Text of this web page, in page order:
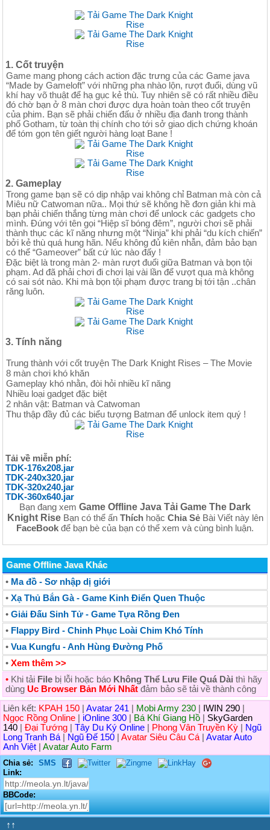
1. Cốt truyện
Game mang phong cách action đặc trưng của các Game java
“Made by Gameloft” với những pha nhào lộn, rượt đuổi, dùng vũ
khí hay võ thuật để hạ gục kẻ thù. Tuy nhiên sẽ có rất nhiều điều
đó chờ bạn ở 8 màn chơi được dựa hoàn toàn theo cốt truyện
của phim. Bạn sẽ phải chiến đấu ở nhiều địa đanh trong thành
phố Gotham, từ toàn thị chính cho tới sở giao dịch chứng khoán
để tóm gọn tên giết người hàng loạt Bane !
2. Gameplay
Trong game bạn sẽ có dịp nhập vai không chỉ Batman mà còn cả
Miêu nữ Catwoman nữa.. Mọi thứ sẽ không hề đơn giản khi mà
bạn phải chiến thắng từng màn chơi để unlock các gadgets cho
mình. Đúng với tên gọi “Hiệp sĩ bóng đêm”, người chơi sẽ phải
thành thục các kĩ năng nhưng một “Ninja” khi phải “du kích chiến”
bởi kẻ thù quá hung hãn. Nếu không đủ kiên nhẫn, đảm bảo bạn
có thể “Gameover” bất cứ lúc nào đấy !
Đặc biệt là trong màn 2- màn rượt đuổi giữa Batman và bọn tội
phạm. Ad đã phải chơi đi chơi lại vài lần để vượt qua mà không
có sai sót nào. Khi mà bọn tội phạm được trang bị tới tận ..chân
răng luôn.
3. Tính năng
Trung thành với cốt truyện The Dark Knight Rises – The Movie
8 màn chơi khó khăn
Gameplay khó nhằn, đòi hỏi nhiều kĩ năng
Nhiều loại gadget đặc biệt
2 nhân vật: Batman và Catwoman
Thu thập đầy đủ các biểu tượng Batman để unlock item quý !
Tải về miễn phí:
TDK-176x208.jar
TDK-240x320.jar
TDK-320x240.jar
TDK-360x640.jar
Bạn đang xem Game Offline Java Tải Game The Dark
Knight RiseBạn có thể ấn Thíchhoặc Chia SẻBài Viết này lên
FaceBook để bạn bè của bạn có thể xem và cùng bình luận.
Game Offline Java Khác
• Ma đồ - Sơ nhập dị giới
• Xạ Thủ Bắn Gà - Game Kinh Điển Quen Thuộc
• Giải Đấu Sinh Tử - Game Tựa Rồng Đen
• Flappy Bird - Chinh Phục Loài Chim Khó Tính
• Vua Kungfu - Anh Hùng Đường Phố
• Xem thêm >>
• Khi tải File bị lỗi hoặc báo Không Thể Lưu File Quá Dài thì hãy
dùng Uc Browser Bản Mới Nhất đảm bảo sẽ tải về thành công
Liên kết: KPAH 150 Avatar 241 Mobi Army 230 IWIN 290
Ngọc Rồng Online
iOnline 300 Bá Khí Giang Hồ
SkyGarden
140
Đại Tướng Tây Du Ký Online Phong Vân Truyền Kỳ
Ngũ
Long Tranh Bá
Ngũ Đế 150 Avatar Siêu Câu Cá
Avatar Auto
Anh Việt
Avatar Auto Farm
Chia sẻ:
SMS
Link:
BBCode:
↑↑